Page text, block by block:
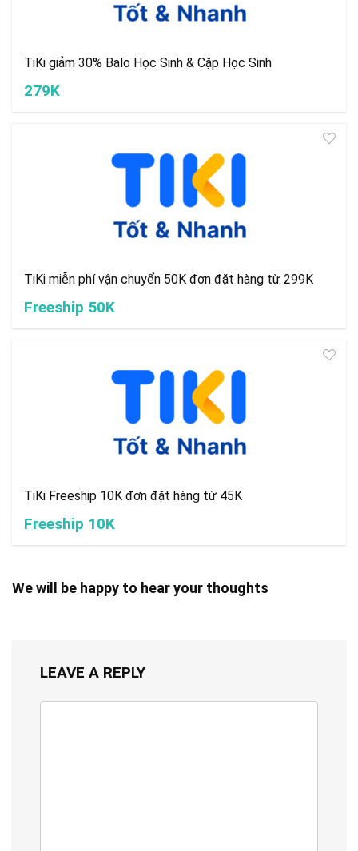
TiKi giảm 30% Balo Học Sinh & Cặp Học Sinh
279K
TiKi miễn phí vận chuyển 50K đơn đặt hàng từ 299K
Freeship 50K
TiKi Freeship 10K đơn đặt hàng từ 45K
Freeship 10K
We will be happy to hear your thoughts
LEAVE A REPLY